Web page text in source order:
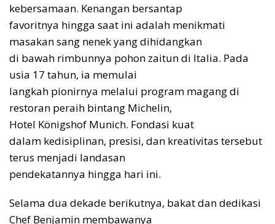
kebersamaan. Kenangan bersantap
favoritnya hingga saat ini adalah menikmati
masakan sang nenek yang dihidangkan
di bawah rimbunnya pohon zaitun di Italia. Pada
usia 17 tahun, ia memulai
langkah pionirnya melalui program magang di
restoran peraih bintang Michelin,
Hotel Königshof Munich. Fondasi kuat
dalam kedisiplinan, presisi, dan kreativitas tersebut
terus menjadi landasan
pendekatannya hingga hari ini.
Selama dua dekade berikutnya, bakat dan dedikasi
Chef Benjamin membawanya